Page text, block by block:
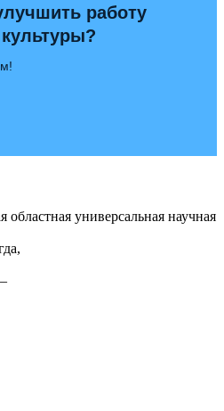
работу
универсальная научная